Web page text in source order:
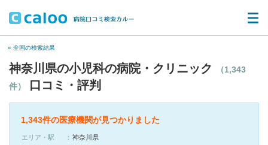
« 全国の検索結果
神奈川県の小児科の病院・クリニック
（1,343
件）
口コミ・評判
1,343件の医療機関が見つかりました
エリア・駅
神奈川県